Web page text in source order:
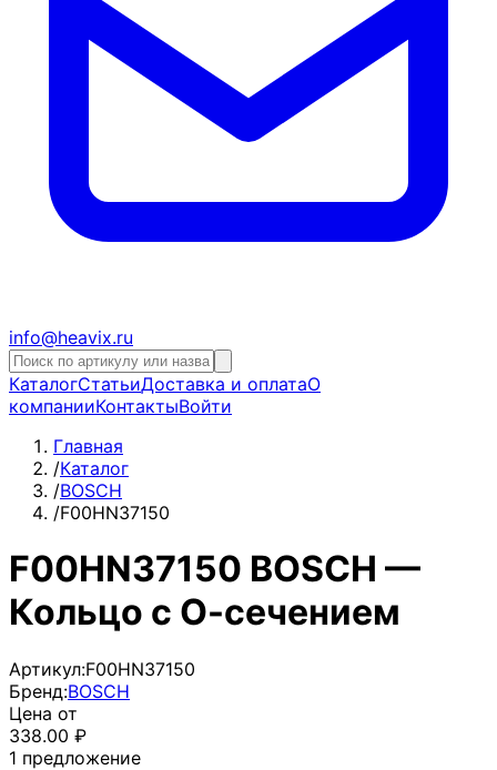
info@heavix.ru
КаталогСтатьиДоставка и оплатаО
компанииКонтактыВойти
Главная
/Каталог
/BOSCH
/F00HN37150
F00HN37150 BOSCH —
Кольцо с О-сечением
Артикул:F00HN37150
Бренд:BOSCH
Цена от
338.00 ₽
1 предложение